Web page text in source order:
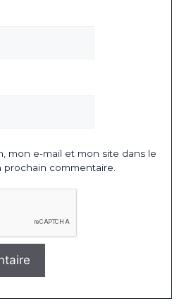
mon e-mail et mon site dans le
commentaire.